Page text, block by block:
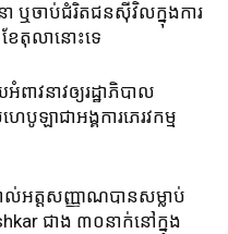
ឬចាប់ជំរិតជនស៊ីវិលក្នុងការ
ខែតុលានោះទេ
ាវនាវឲ្យរដ្ឋាភិបាល
បូឡាជាអង្គការភេរវកម្ម
ាល់អត្តសញ្ញាណបានសម្លាប់
ជាង ៣០នាក់នៅក្នុង